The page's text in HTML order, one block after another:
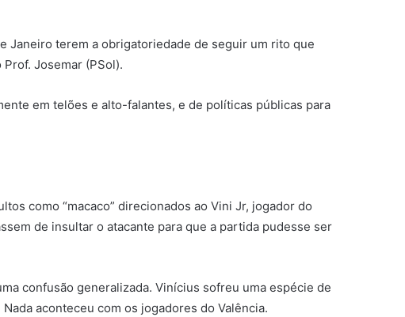
Janeiro terem a obrigatoriedade de seguir um rito que
Josemar (PSol).
em telões e alto-falantes, e de políticas públicas para
como “macaco” direcionados ao Vini Jr, jogador do
de insultar o atacante para que a partida pudesse ser
confusão generalizada. Vinícius sofreu uma espécie de
aconteceu com os jogadores do Valência.